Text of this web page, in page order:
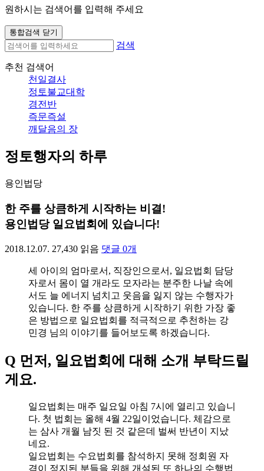
원하시는 검색어를 입력해 주세요
통합검색 닫기
검색
추천 검색어
천일결사
정토불교대학
경전반
즉문즉설
깨달음의 장
정토행자의 하루
용인법당
한 주를 상큼하게 시작하는 비결!
용인법당 일요법회에 있습니다!
2018.12.07. 27,430 읽음 댓글 0개
세 아이의 엄마로서, 직장인으로서, 일요법회 담당
자로서 몸이 열 개라도 모자라는 분주한 나날 속에
서도 늘 에너지 넘치고 웃음을 잃지 않는 수행자가
있습니다. 한 주를 상큼하게 시작하기 위한 가장 좋
은 방법으로 일요법회를 적극적으로 추천하는 강
민경 님의 이야기를 들어보도록 하겠습니다.
Q 먼저, 일요법회에 대해 소개 부탁드릴
게요.
일요법회는 매주 일요일 아침 7시에 열리고 있습니
다. 첫 법회는 올해 4월 22일이었습니다. 체감으로
는 삼사 개월 남짓 된 것 같은데 벌써 반년이 지났
네요.
일요법회는 수요법회를 참석하지 못해 정회원 자
격이 정지된 분들을 위해 개설된 또 하나의 수행법